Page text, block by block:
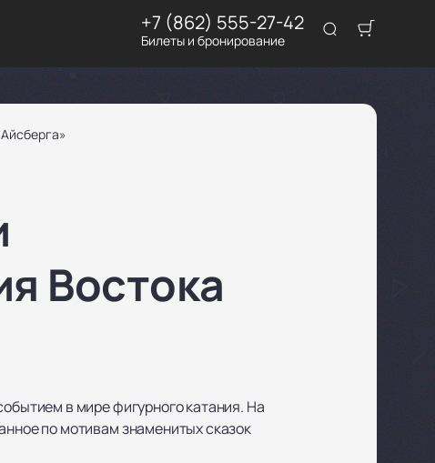
+7 (862) 555-27-42
Билеты и бронирование
Востока
в мире фигурного катания. На
по мотивам знаменитых сказок